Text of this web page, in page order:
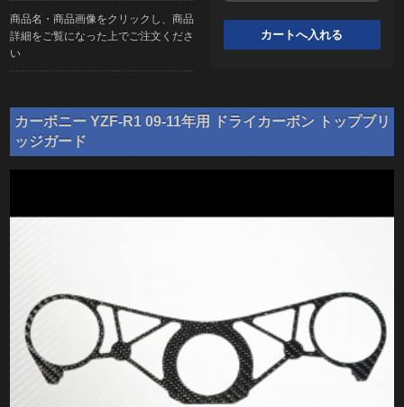
商品名・商品画像をクリックし、商品
詳細をご覧になった上でご注文くださ
い
カーボニー YZF-R1 09-11年用 ドライカーボン トップブリ
ッジガード